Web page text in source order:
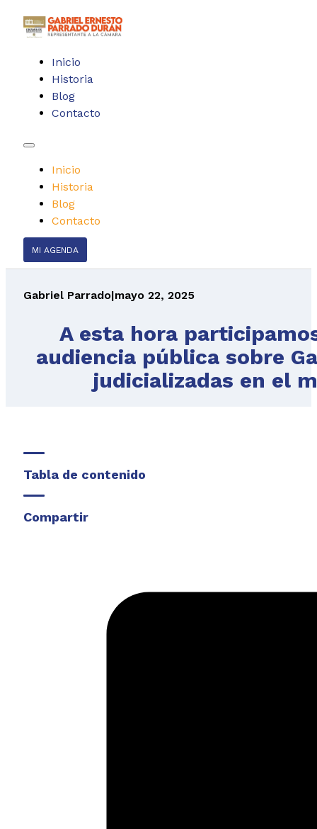
Inicio
Historia
Blog
Contacto
Inicio
Historia
Blog
Contacto
MI AGENDA
Gabriel Parrado|mayo 22, 2025
A esta hora
audiencia pública sobre
judicializadas en el
Tabla de contenido
Compartir